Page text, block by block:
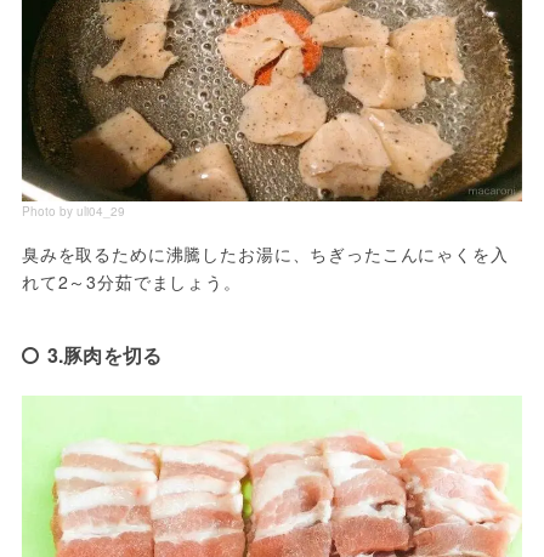
Photo by uli04_29
臭みを取るために沸騰したお湯に、ちぎったこんにゃくを入
れて2～3分茹でましょう。
3.豚肉を切る